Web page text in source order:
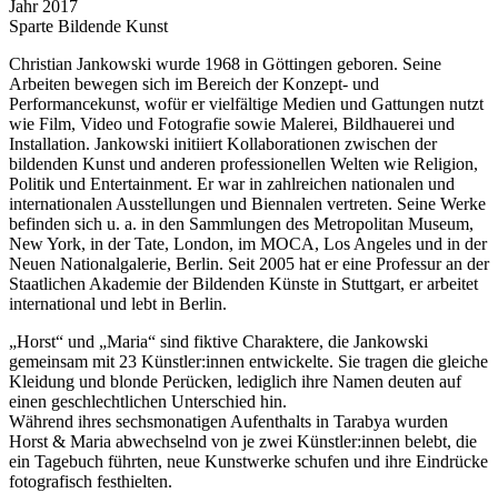
Jahr 2017
Sparte Bildende Kunst
Christian Jankowski wurde 1968 in Göttingen geboren. Seine
Arbeiten bewegen sich im Bereich der Konzept- und
Performancekunst, wofür er vielfältige Medien und Gattungen nutzt
wie Film, Video und Fotografie sowie Malerei, Bildhauerei und
Installation. Jankowski initiiert Kollaborationen zwischen der
bildenden Kunst und anderen professionellen Welten wie Religion,
Politik und Entertainment. Er war in zahlreichen nationalen und
internationalen Ausstellungen und Biennalen vertreten. Seine Werke
befinden sich u. a. in den Sammlungen des Metropolitan Museum,
New York, in der Tate, London, im MOCA, Los Angeles und in der
Neuen Nationalgalerie, Berlin. Seit 2005 hat er eine Professur an der
Staatlichen Akademie der Bildenden Künste in Stuttgart, er arbeitet
international und lebt in Berlin.
„Horst“ und „Maria“ sind fiktive Charaktere, die Jankowski
gemeinsam mit 23 Künstler:innen entwickelte. Sie tragen die gleiche
Kleidung und blonde Perücken, lediglich ihre Namen deuten auf
einen geschlechtlichen Unterschied hin.
Während ihres sechsmonatigen Aufenthalts in Tarabya wurden
Horst & Maria abwechselnd von je zwei Künstler:innen belebt, die
ein Tagebuch führten, neue Kunstwerke schufen und ihre Eindrücke
fotografisch festhielten.